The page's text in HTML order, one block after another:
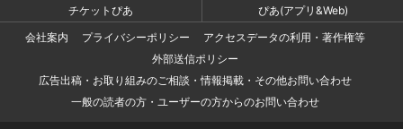
チケットぴあ
ぴあ(アプリ&Web)
会社案内
プライバシーポリシー
アクセスデータの利用・著作権等
外部送信ポリシー
広告出稿・お取り組みのご相談・情報掲載・その他お問い合わせ
一般の読者の方・ユーザーの方からのお問い合わせ